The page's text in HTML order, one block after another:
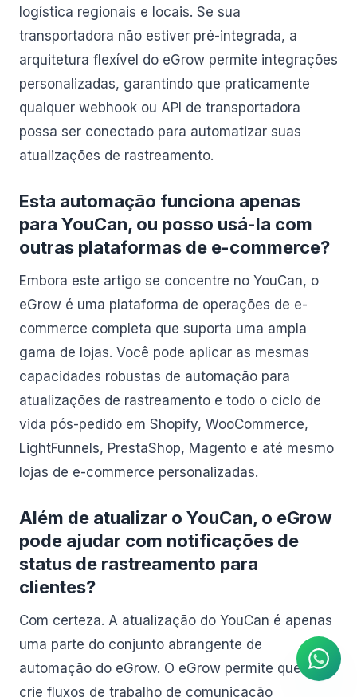
logística regionais e locais. Se sua
transportadora não estiver pré-integrada, a
arquitetura flexível do eGrow permite integrações
personalizadas, garantindo que praticamente
qualquer webhook ou API de transportadora
possa ser conectado para automatizar suas
atualizações de rastreamento.
Esta automação funciona apenas
para YouCan, ou posso usá-la com
outras plataformas de e-commerce?
Embora este artigo se concentre no YouCan, o
eGrow é uma plataforma de operações de e-
commerce completa que suporta uma ampla
gama de lojas. Você pode aplicar as mesmas
capacidades robustas de automação para
atualizações de rastreamento e todo o ciclo de
vida pós-pedido em Shopify, WooCommerce,
LightFunnels, PrestaShop, Magento e até mesmo
lojas de e-commerce personalizadas.
Além de atualizar o YouCan, o eGrow
pode ajudar com notificações de
status de rastreamento para
clientes?
Com certeza. A atualização do YouCan é apenas
uma parte do conjunto abrangente de
automação do eGrow. O eGrow permite que você
crie fluxos de trabalho de comunicação
WhatsApp